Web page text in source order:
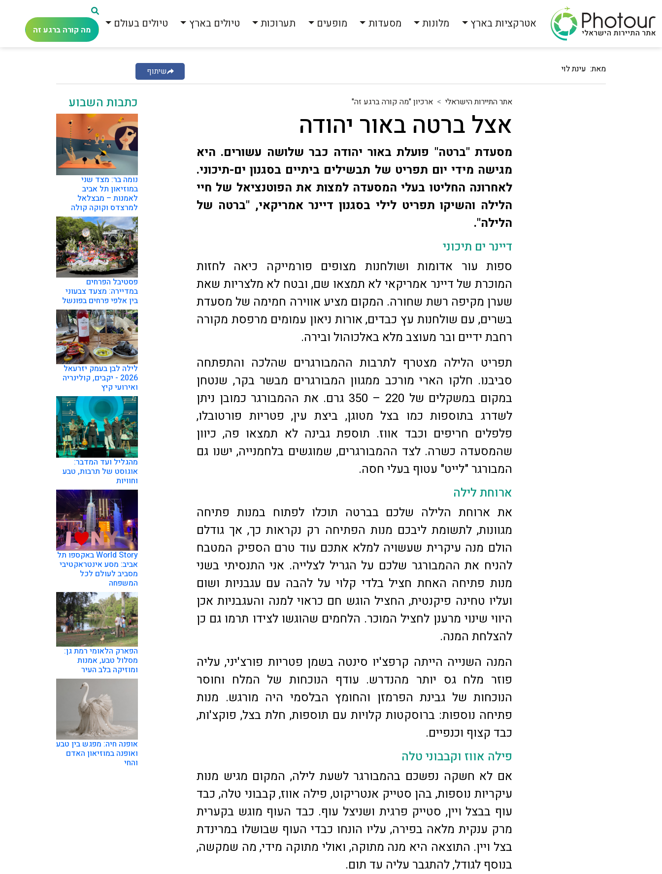
אטרקציות בארץ מלונות מסעדות מופעים תערוכות טיולים בארץ טיולים בעולם מה קורה ברגע זה
מאת: עינת לוי שיתוף
אתר התיירות הישראלי ארכיון "מה קורה ברגע זה"
אצל ברטה באור יהודה
מסעדת "ברטה" פועלת באור יהודה כבר שלושה עשורים. היא
מגישה מידי יום תפריט של תבשילים ביתיים בסגנון ים-תיכוני.
לאחרונה החליטו בעלי המסעדה למצות את הפוטנציאל של חיי
הלילה והשיקו תפריט לילי בסגנון דיינר אמריקאי, "ברטה של
הלילה".
דיינר ים תיכוני
ספות עור אדומות ושולחנות מצופים פורמייקה כיאה לחזות
המוכרת של דיינר אמריקאי לא תמצאו שם, ובטח לא מלצריות שאת
שערן מקיפה רשת שחורה. המקום מציע אווירה חמימה של מסעדת
בשרים, עם שולחנות עץ כבדים, אורות ניאון עמומים מרפסת מקורה
רחבת ידיים ובר מעוצב מלא באלכוהול ובירה.
תפריט הלילה מצטרף לתרבות ההמבורגרים שהלכה והתפתחה
סביבנו. חלקו הארי מורכב ממגוון המבורגרים מבשר בקר, שנטחן
במקום במשקלים של 220 – 350 גרם. את ההמבורגר כמובן ניתן
לשדרג בתוספות כמו בצל מטוגן, ביצת עין, פטריות פורטובלו,
פלפלים חריפים וכבד אווז. תוספת גבינה לא תמצאו פה, כיוון
שהמסעדה כשרה. לצד ההמבורגרים, שמוגשים בלחמנייה, ישנו גם
המבורגר "לייט" עטוף בעלי חסה.
ארוחת לילה
את ארוחת הלילה שלכם בברטה תוכלו לפתוח במנות פתיחה
מגוונות, לתשומת ליבכם מנות הפתיחה רק נקראות כך, אך גודלם
הולם מנה עיקרית שעשויה למלא אתכם עוד טרם הספיק המטבח
להניח את ההמבורגר שלכם על הגריל לצלייה. אני התנסיתי בשני
מנות פתיחה האחת חציל בלדי קלוי על להבה עם עגבניות ושום
ועליו טחינה פיקנטית, החציל הוגש חם כראוי למנה והעגבניות אכן
היווי שינוי מרענן לחציל המוכר. הלחמים שהוגשו לצידו תרמו גם כן
להצלחת המנה.
המנה השנייה הייתה קרפצ'יו סינטה בשמן פטריות פורצ'יני, עליה
פוזר מלח גס יותר מהנדרש. עודף הנוכחות של המלח וחוסר
הנוכחות של גבינת הפרמזן והחומץ הבלסמי היה מורגש. מנות
פתיחה נוספות: ברוסקטות קלויות עם תוספות, חלת בצל, פוקצ'ות,
כבד קצוף וכנפיים.
פילה אווז וקבבוני טלה
אם לא חשקה נפשכם בהמבורגר לשעת לילה, המקום מגיש מנות
עיקריות נוספות, בהן סטייק אנטריקוט, פילה אווז, קבבוני טלה, כבד
עוף בבצל ויין, סטייק פרגית ושניצל עוף. כבד העוף מוגש בקערית
מרק ענקית מלאה בפירה, עליו הונחו כבדי העוף שבושלו במרינדת
בצל ויין. התוצאה היא מנה מתוקה, ואולי מתוקה מידי, מה שמקשה,
בנוסף לגודל, להתגבר עליה עד תום.
כתבות השבוע
נומה בר: מצד שני
במוזיאון תל אביב
לאמנות – מבצלאל
למרצדס וקוקה קולה
פסטיבל הפרחים
במדיירה: מצעד צבעוני
בין אלפי פרחים בפונשל
לילה לבן בעמק יזרעאל
2026 - יקבים, קולינריה
ואירועי קיץ
מהגליל ועד המדבר:
אוגוסט של תרבות, טבע
וחוויות
World Story באקספו תל
אביב: מסע אינטראקטיבי
מסביב לעולם לכל
המשפחה
הפארק הלאומי רמת גן:
מסלול טבע, אמנות
ומוזיקה בלב העיר
אופנה חיה: מפגש בין טבע
ואופנה במוזיאון האדם
והחי